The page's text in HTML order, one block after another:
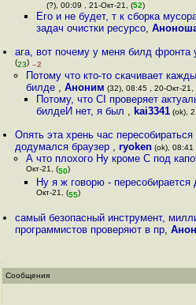
(?), 00:09 , 21-Окт-21, (52)
Его и не будет, т к сборка
задач очистки ресурсо,
ага, вот почему у меня билд фронта
(23) –2
Потому что кто-то скачивает
билде , Аноним (32), 08:45 , 20-Окт-21,
Потому, что CI проверяет
билдеИ нет, я был , kai3341(ok),
Опять эта хрень час
додумался браузер ,ryoken (ok), 08:41
А что плохого Ну кроме С под
Окт-21, (50)
Ну я ж говорю - пересобирается
Окт-21, (55)
самый безопасный инструмент,
программистов проверяют в пр,
Сообщения